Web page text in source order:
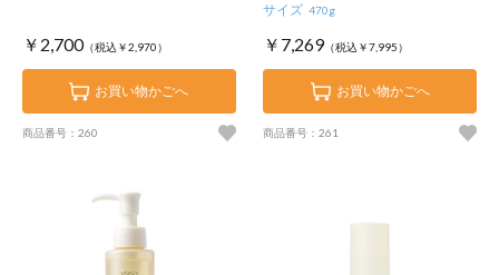
￥2,700（税込￥2,970）
お買い物かごへ
商品番号：260
サイズ 470g
￥7,269（税込￥7,995）
お買い物かごへ
商品番号：261